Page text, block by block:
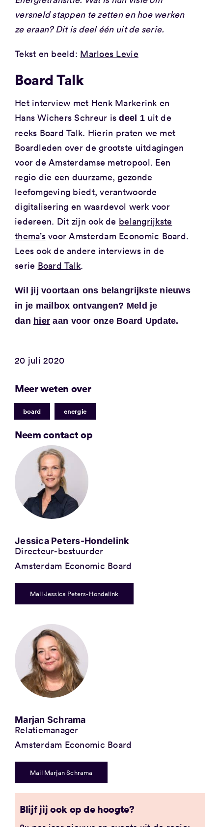
versneld stappen te zetten en hoe werken
ze eraan? Dit is deel één uit de serie.
Tekst en beeld: Marloes Levie
Board Talk
Het interview met Henk Markerink en
Hans Wichers Schreur isdeel 1 uit de
reeks Board Talk. Hierin praten we met
Boardleden over de grootste uitdagingen
voor de Amsterdamse metropool. Een
regio die een duurzame, gezonde
leefomgeving biedt, verantwoorde
digitalisering en waardevol werk voor
iedereen. Dit zijn ook de belangrijkste
thema’svoor Amsterdam Economic Board.
Lees ook de andere interviews in de
serie Board Talk.
Wil jij voortaan ons belangrijkste nieuws
in je mailbox ontvangen? Meld je
dan hier aan voor onze Board Update.
20 juli 2020
Meer weten over
board energie
Neem contact op
Jessica Peters-Hondelink
Directeur-bestuurder
Amsterdam Economic Board
Mail Jessica Peters-Hondelink
Marjan Schrama
Relatiemanager
Amsterdam Economic Board
Mail Marjan Schrama
Blijf jij ook op de hoogte?